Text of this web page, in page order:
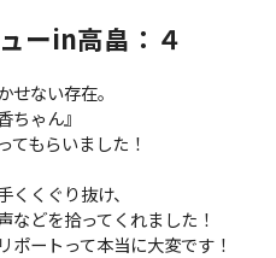
ーin高畠：４
ない存在。
ちゃん』
てもらいました！
くぐり抜け、
などを拾ってくれました！
ポートって本当に大変です！